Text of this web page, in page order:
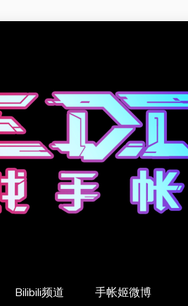
Bilibili频道 手帐姬微博